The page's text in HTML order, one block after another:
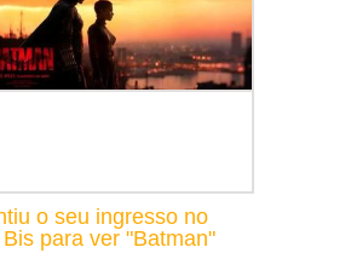
o seu ingresso no
para ver "Batman"